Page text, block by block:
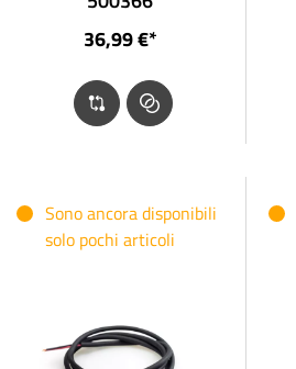
36,99 €*
Sono ancora disponibili
solo pochi articoli